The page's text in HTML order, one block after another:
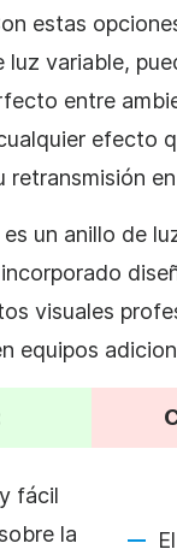
estas
luz variable,
entre
efecto
retransmisión
un anillo de
visuales
equipos
fácil
la